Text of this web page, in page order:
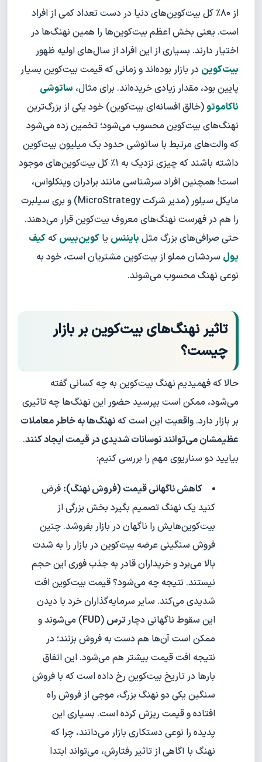
از ۸۰٪ کل بیت‌کوین‌های دنیا در دست تعداد کمی از افراد
است. یعنی بخش اعظم بیت‌کوین‌ها را همین نهنگ‌ها در
اختیار دارند. بسیاری از این افراد از سال‌های اولیه ظهور
بیت‌کوین در بازار بوده‌اند و زمانی که قیمت بیت‌کوین بسیار
پایین بود، مقدار زیادی خریده‌اند. برای مثال، ساتوشی
ناکاموتو(خالق افسانه‌ای بیت‌کوین) خود یکی از بزرگ‌ترین
نهنگ‌های بیت‌کوین محسوب می‌شود؛ تخمین زده می‌شود
که والت‌های مرتبط با ساتوشی حدود یک میلیون بیت‌کوین
داشته باشند که چیزی نزدیک به ۱٪ کل بیت‌کوین‌های موجود
است! همچنین افراد سرشناسی مانند برادران وینکلواس،
مایکل سیلور (مدیر شرکت MicroStrategy) و بری سیلبرت
را هم در فهرست نهنگ‌های معروف بیت‌کوین قرار می‌دهند.
حتی صرافی‌های بزرگ مثل بایننس یا کوین‌بیس که کیف
پول سردشان مملو از بیت‌کوین مشتریان است، خود به
نوعی نهنگ محسوب می‌شوند.
تاثیر نهنگ‌های بیت‌کوین بر بازار
چیست؟
حالا که فهمیدیم نهنگ بیت‌کوین به چه کسانی گفته
می‌شود، ممکن است بپرسید حضور این نهنگ‌ها چه تاثیری
بر بازار دارد. واقعیت این است که نهنگ‌ها به خاطر معاملات
عظیمشان می‌توانند نوسانات شدیدی در قیمت ایجاد کنند.
بیایید دو سناریوی مهم را بررسی کنیم:
کاهش ناگهانی قیمت (فروش نهنگ): فرض
کنید یک نهنگ تصمیم بگیرد بخش بزرگی از
بیت‌کوین‌هایش را ناگهان در بازار بفروشد. چنین
فروش سنگینی عرضه بیت‌کوین در بازار را به شدت
بالا می‌برد و خریداران قادر به جذب فوری این حجم
نیستند. نتیجه چه می‌شود؟ قیمت بیت‌کوین افت
شدیدی می‌کند. سایر سرمایه‌گذاران خرد با دیدن
این سقوط ناگهانی دچارترس (
FUD) می‌شوند و
ممکن است آن‌ها هم دست به فروش بزنند؛ در
نتیجه افت قیمت بیشتر هم می‌شود. این اتفاق
بارها در تاریخ بیت‌کوین رخ داده است که با فروش
سنگین یکی دو نهنگ بزرگ، موجی از فروش راه
افتاده و قیمت ریزش کرده است. بسیاری این
پدیده را نوعی دستکاری بازار می‌دانند، چرا که
نهنگ با آگاهی از تاثیر رفتارش، می‌تواند ابتدا